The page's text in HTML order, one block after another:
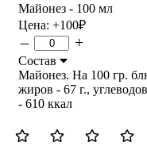
Майонез - 100 мл
Цена: +100₽
– +
Состав
Майонез. На 100 гр.
жиров - 67 г.,
- 610 ккал